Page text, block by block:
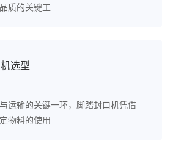
质的关键工...
选型
运输的关键一环，脚踏封口机凭借
物料的使用...